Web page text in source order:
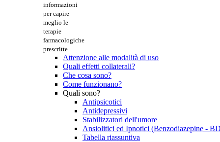
informazioni
per capire
meglio le
terapie
farmacologiche
prescritte
Attenzione alle modalità di uso
Quali effetti collaterali?
Che cosa sono?
Come funzionano?
Quali sono?
Antipsicotici
Antidepressivi
Stabilizzatori dell'umore
Ansiolitici ed Ipnotici (Benzodiazepine -
Tabella riassuntiva